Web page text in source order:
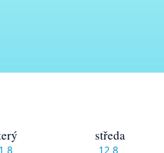
středa
12.8.